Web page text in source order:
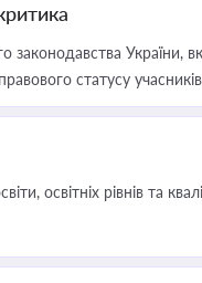
законодавства України,
статусу
освітніх рівнів та